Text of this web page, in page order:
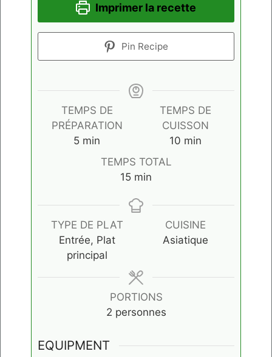
Imprimer la recette
Pin Recipe
TEMPS DE
PRÉPARATION
5minutes
min
TEMPS DE
CUISSON
10minutes
min
TEMPS TOTAL
15minutes
min
TYPE DE PLAT
Entrée, Plat
principal
CUISINE
Asiatique
PORTIONS
2 personnes
EQUIPMENT